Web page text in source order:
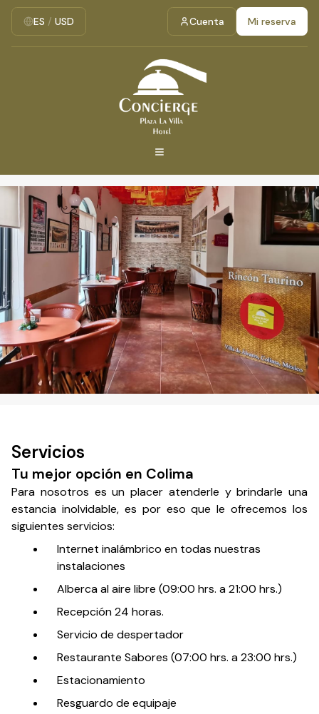
ES / USD Cuenta Mi reserva
Servicios
Tu mejor opción en Colima
Para nosotros es un placer atenderle y brindarle una
estancia inolvidable, es por eso que le ofrecemos los
siguientes servicios:
Internet inalámbrico en todas nuestras
instalaciones
Alberca al aire libre (09:00 hrs. a 21:00 hrs.)
Recepción 24 horas.
Servicio de despertador
Restaurante Sabores (07:00 hrs. a 23:00 hrs.)
Estacionamiento
Resguardo de equipaje